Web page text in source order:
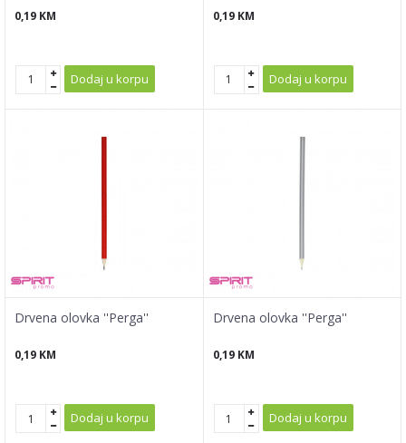
0,19 KM
Dodaj u korpu
0,19 KM
Dodaj u korpu
Drvena olovka ''Perga''
0,19 KM
Dodaj u korpu
Drvena olovka ''Perga''
0,19 KM
Dodaj u korpu